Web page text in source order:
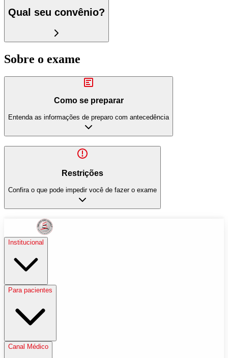
Qual seu convênio?
Sobre o exame
Como se preparar
Entenda as informações de preparo com antecedência
Restrições
Confira o que pode impedir você de fazer o exame
Institucional
Para pacientes
Canal Médico